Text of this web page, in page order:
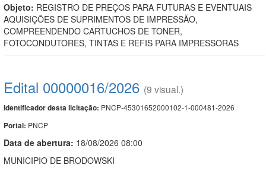
Objeto: REGISTRO DE PREÇOS PARA FUTURAS E EVENTUAIS
AQUISIÇÕES DE SUPRIMENTOS DE IMPRESSÃO,
COMPREENDENDO CARTUCHOS DE TONER,
FOTOCONDUTORES, TINTAS E REFIS PARA IMPRESSORAS
Edital 00000016/2026 (9 visual.)
Identificador desta licitação: PNCP-45301652000102-1-000481-2026
Portal: PNCP
Data de abertura: 18/08/2026 08:00
MUNICIPIO DE BRODOWSKI